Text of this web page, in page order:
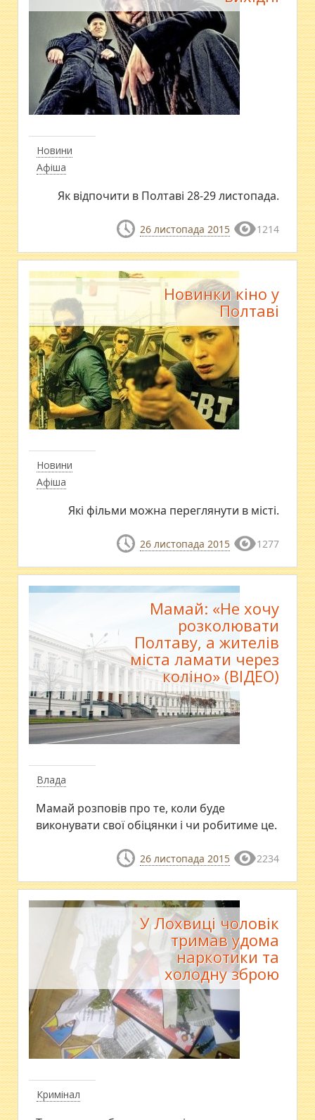
Новини
Афіша
Як відпочити в Полтаві 28-29 листопада.
26 листопада 2015 1214
Новини
Афіша
Новинки кіно у
Полтаві
Які фільми можна переглянути в місті.
26 листопада 2015 1277
Влада
Мамай: «Не хочу
розколювати
Полтаву, а жителів
міста ламати через
коліно» (ВІДЕО)
Мамай розповів про те, коли буде
виконувати свої обіцянки і чи робитиме це.
26 листопада 2015 2234
Кримінал
У Лохвиці чоловік
тримав удома
наркотики та
холодну зброю